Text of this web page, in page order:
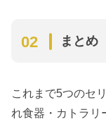
まとめ
これまで5つのセ
れ食器・カトラリ